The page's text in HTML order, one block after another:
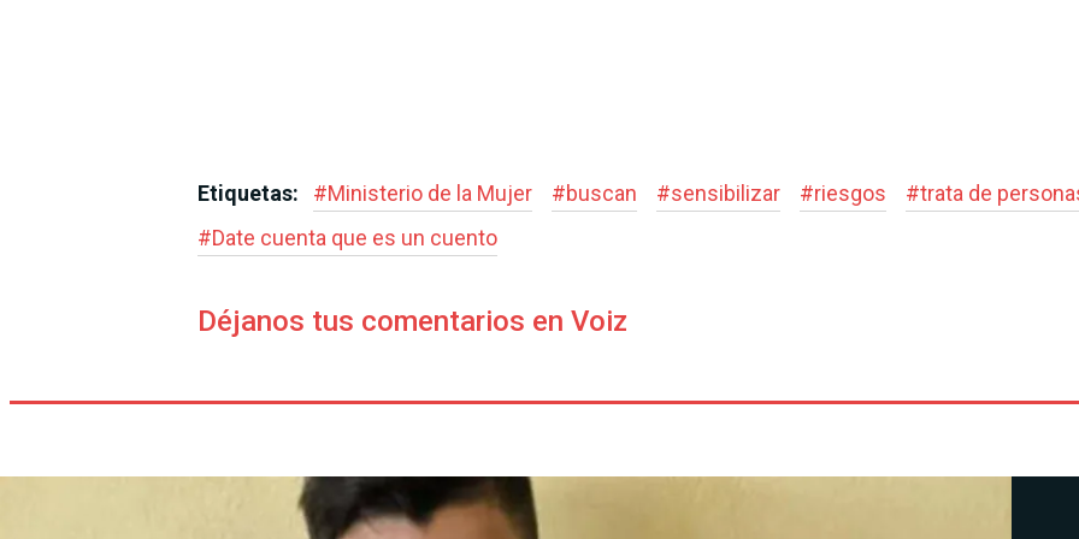
Etiquetas: #Ministerio de la Mujer #buscan #sensibilizar #riesgos #trata de
#Date cuenta que es un cuento
Déjanos tus comentarios en Voiz